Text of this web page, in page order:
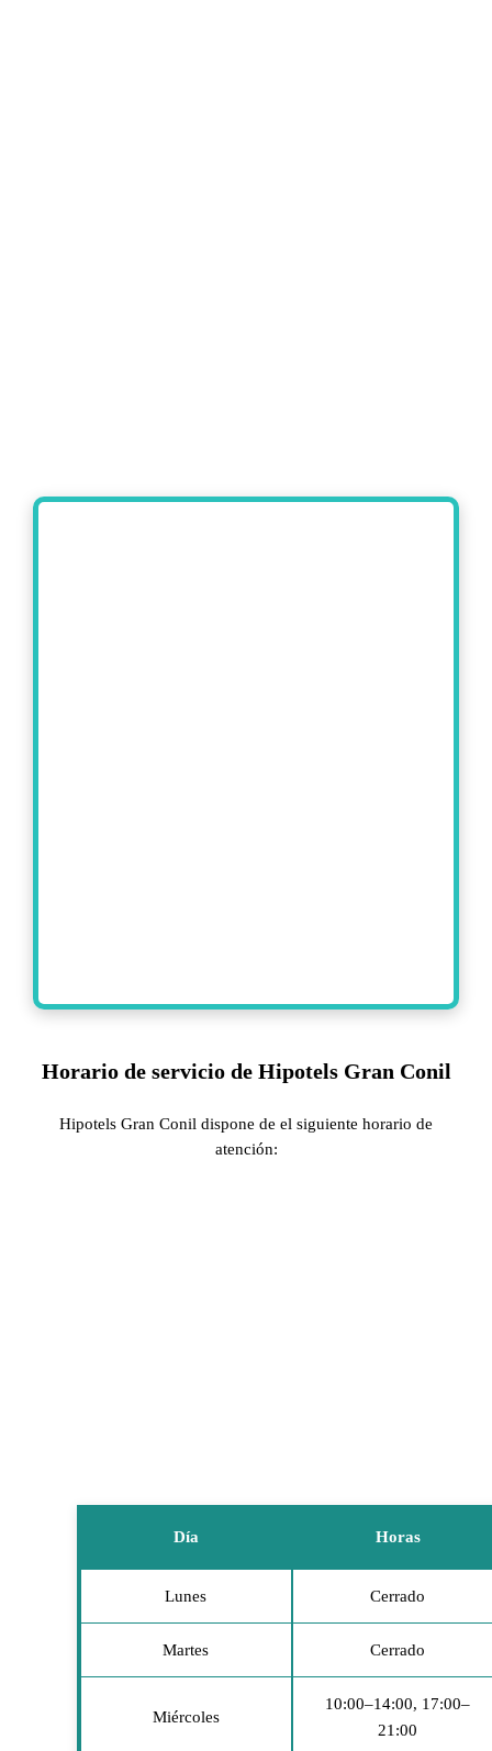
Horario de servicio de Hipotels Gran Conil
Hipotels Gran Conil dispone de el siguiente horario de
atención:
Día Horas
Lunes Cerrado
Martes Cerrado
Miércoles
10:00–14:00, 17:00–
21:00